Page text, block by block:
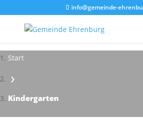
info@gemeinde-
Start
›
Kindergarten